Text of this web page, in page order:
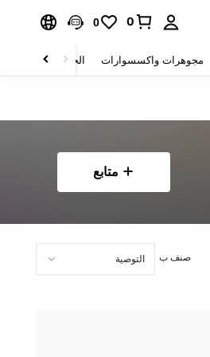
0
0
مجوهرات واكسسوارات الحقائب والأمتعة
متابع
صنف ب